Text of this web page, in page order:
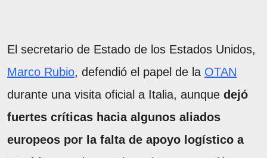
El secretario de Estado de los Estados Unidos,
Marco Rubio, defendió el papel de la OTAN
durante una visita oficial a Italia, aunque dejó
fuertes críticas hacia algunos aliados
europeos por la falta de apoyo logístico a